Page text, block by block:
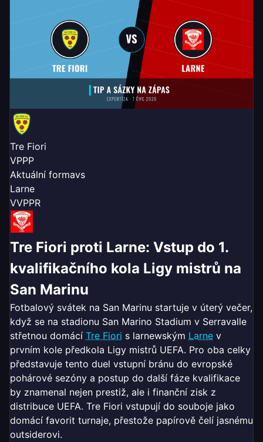
Tre Fiori
VPPP
Aktuální formavs
Larne
VVPPR
Tre Fiori proti Larne: Vstup do 1.
kvalifikačního kola Ligy mistrů na
San Marinu
Fotbalový svátek na San Marinu startuje v úterý večer,
když se na stadionu San Marino Stadium v Serravalle
střetnou domácí Tre Fiori s larnewským Larne v
prvním kole předkola Ligy mistrů UEFA. Pro oba celky
představuje tento duel vstupní bránu do evropské
pohárové sezóny a postup do další fáze kvalifikace
by znamenal nejen prestiž, ale i finanční zisk z
distribuce UEFA. Tre Fiori vstupují do souboje jako
domácí favorit turnaje, přestože papírově čelí jasnému
outsiderovi.